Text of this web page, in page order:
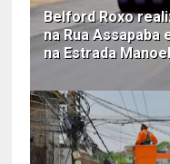
Belford Roxo
na Rua
na Estrada